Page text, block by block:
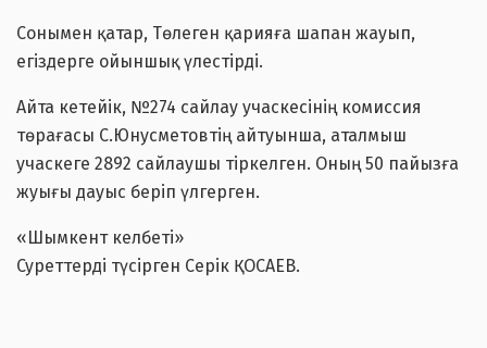
Сонымен қатар, Төлеген қарияға шапан жауып,
егіздерге ойыншық үлестірді.
Айта кетейік, №274 сайлау учаскесінің комиссия
төрағасы С.Юнусметовтің айтуынша, аталмыш
учаскеге 2892 сайлаушы тіркелген. Оның 50 пайызға
жуығы дауыс беріп үлгерген.
«Шымкент келбеті»
Суреттерді түсірген Серік ҚОСАЕВ.